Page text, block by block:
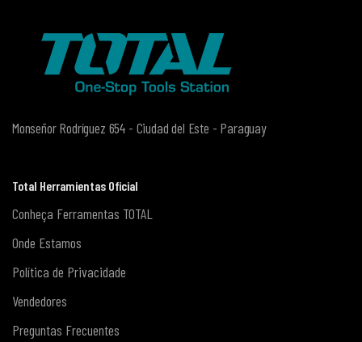
Monseñor Rodríguez 654 - Ciudad del Este - Paraguay
Total Herramientas Oficial
Conheça Ferramentas TOTAL
Onde Estamos
Política de Privacidade
Vendedores
Preguntas Frecuentes